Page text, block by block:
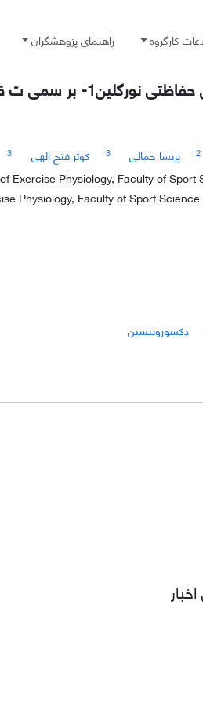
کارگروه راهنمای پژوهشگران
ت قلبی ناشی از دکسوروبیسین
2 پریسا جمالی 3 کوثر فتح الهی
3
دکسوروبیسین